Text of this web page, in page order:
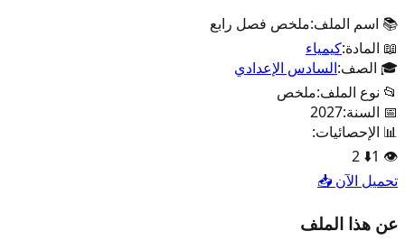
📚 اسم الملف:ملخص فصل رابع
📖 المادة:كيمياء
🎓 الصف:السادس الإعدادي
📂 نوع الملف:ملخص
📅 السنة:2027
📊 الإحصائيات:
👁️
1
⬇️
2
تحميل الآن 📥
عن هذا الملف